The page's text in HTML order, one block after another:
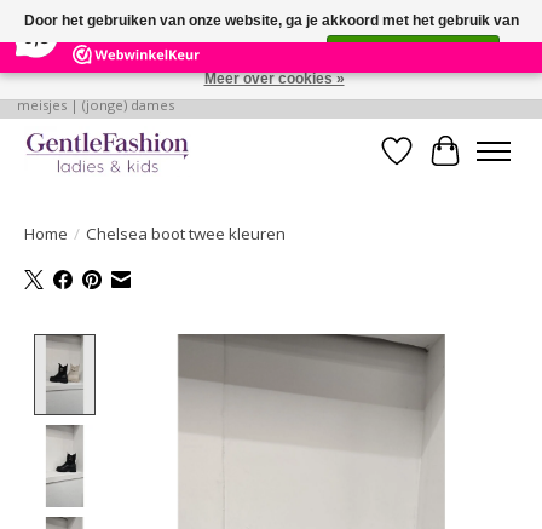
255 Reviews ×
Betaalbare, verantwoorde en style volle kleding voor baby's | jongens |
meisjes | (jonge) dames
Verlanglijst
Home / Chelsea boot twee kleuren
Product image slideshow Items
Door het gebruiken van onze website, ga je akkoord met het gebruik van
cookies om onze website te verbeteren.
Meer over cookies »